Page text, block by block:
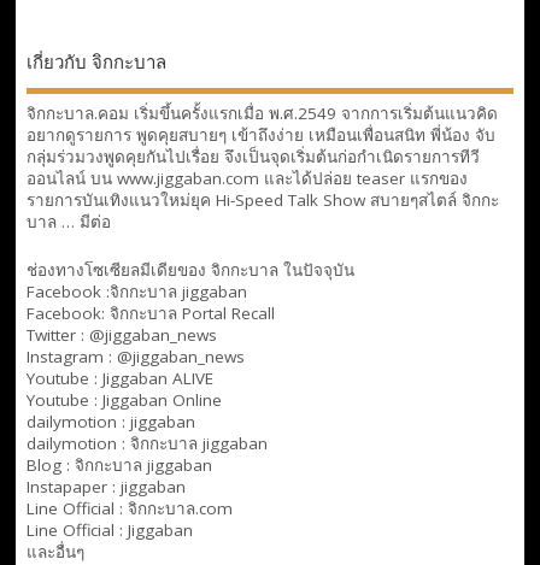
เกี่ยวกับ จิกกะบาล
จิกกะบาล.คอม เริ่มขึ้นครั้งแรกเมื่อ พ.ศ.2549 จากการเริ่มต้นแนวคิด
อยากดูรายการ พูดคุยสบายๆ เข้าถึงง่าย เหมือนเพื่อนสนิท พี่น้อง จับ
กลุ่มร่วมวงพูดคุยกันไปเรื่อย จึงเป็นจุดเริ่มต้นก่อกำเนิดรายการทีวี
ออนไลน์ บน www.jiggaban.com และได้ปล่อย teaser แรกของ
รายการบันเทิงแนวใหม่ยุค Hi-Speed Talk Show สบายๆสไตล์ จิกกะ
บาล … มีต่อ
ช่องทางโซเซียลมีเดียของ จิกกะบาล ในปัจจุบัน
Facebook :จิกกะบาล jiggaban
Facebook: จิกกะบาล Portal Recall
Twitter : @jiggaban_news
Instagram : @jiggaban_news
Youtube : Jiggaban ALIVE
Youtube : Jiggaban Online
dailymotion : jiggaban
dailymotion : จิกกะบาล jiggaban
Blog : จิกกะบาล jiggaban
Instapaper : jiggaban
Line Official : จิกกะบาล.com
Line Official : Jiggaban
และอื่นๆ